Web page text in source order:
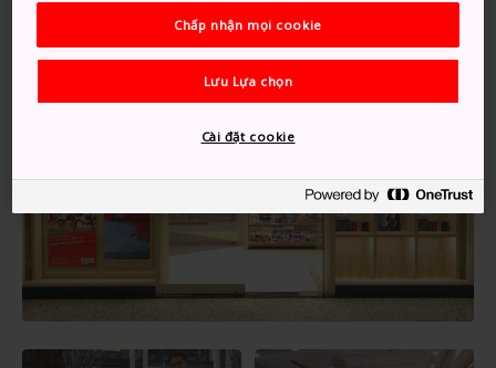
Chấp nhận mọi cookie
Lưu Lựa chọn
Cài đặt cookie